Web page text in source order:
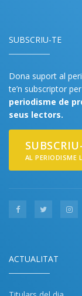
SUBSCRIU-TE
Dona suport al
te’n subscriptor
periodisme de
seus lectors.
AL PERIODISME
ACTUALITAT